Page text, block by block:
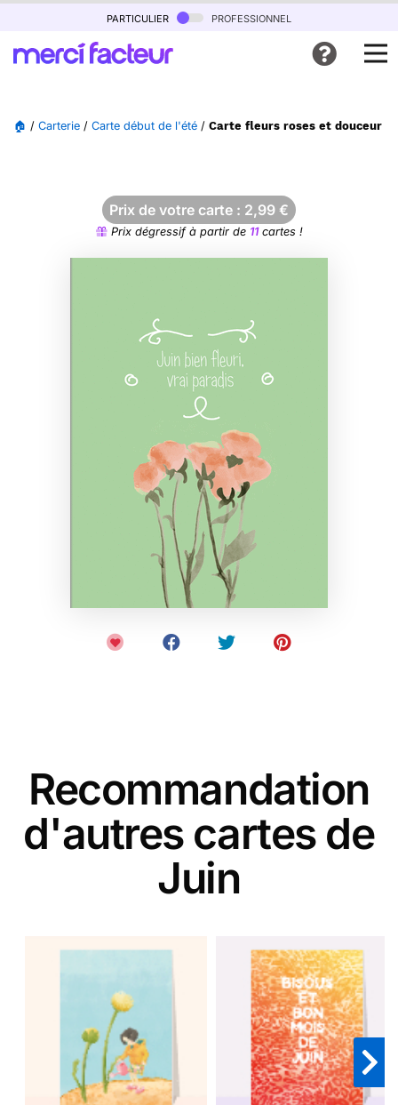
particulier professionnel
🏠 / Carterie / Carte début de l'été / Carte fleurs roses et douceur
Prix de votre carte : 2,99 €
Prix dégressif à partir de 11cartes !
Recommandation
d'autres cartes de
Juin